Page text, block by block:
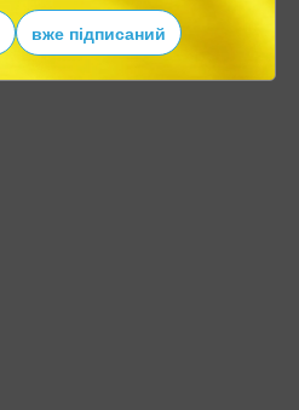
вже підписаний